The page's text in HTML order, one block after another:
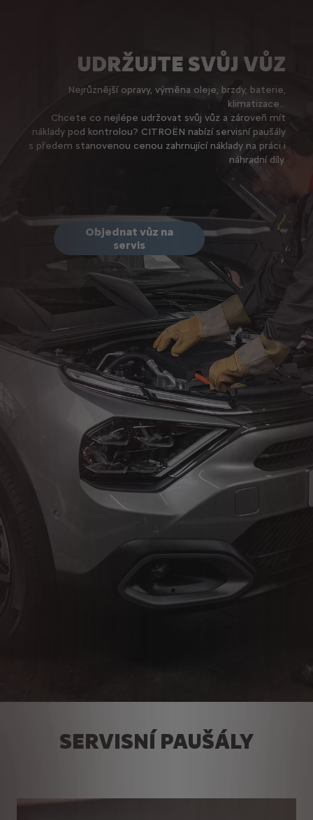
UDRŽUJTE SVŮJ VŮZ
Nejrůznější opravy, výměna oleje, brzdy, baterie,
klimatizace...
Chcete co nejlépe udržovat svůj vůz a zároveň mít
náklady pod kontrolou? CITROËN nabízí servisní paušály
s předem stanovenou cenou zahrnující náklady na práci i
náhradní díly.
Objednat vůz na
servis
SERVISNÍ PAUŠÁLY